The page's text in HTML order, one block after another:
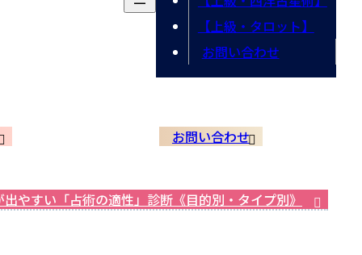
【上級・タロット】
お問い合わせ
お問い合わせ
やすい「占術の適性」診断《目的別・タイプ別》